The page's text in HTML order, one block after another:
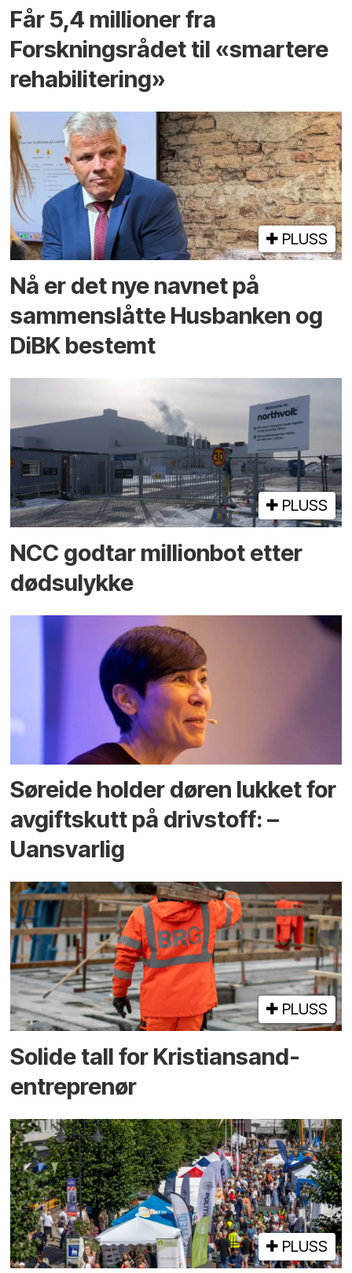
Får 5,4 millioner fra
Forskningsrådet til «smartere
rehabilitering»
PLUSS
Nå er det nye navnet på
sammenslåtte Husbanken og
DiBK bestemt
PLUSS
NCC godtar millionbot etter
dødsulykke
Søreide holder døren lukket for
avgiftskutt på drivstoff: –
Uansvarlig
PLUSS
Solide tall for Kristiansand-
entreprenør
PLUSS